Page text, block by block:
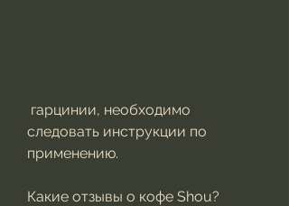
следовать инструкции по
применению.
Какие отзывы о кофе Shou?